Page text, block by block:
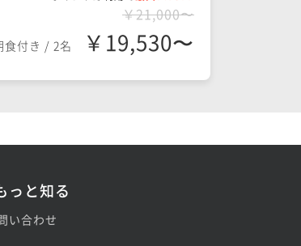
￥21,000〜
食付き / 2名 ￥19,530〜
っと知る
い合わせ